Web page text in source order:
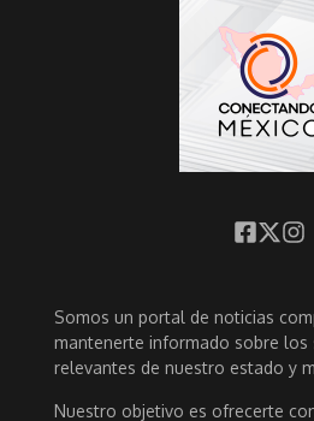
Somos un portal de noticias
mantenerte informado sobre los
relevantes de nuestro estado y
Nuestro objetivo es ofrecerte